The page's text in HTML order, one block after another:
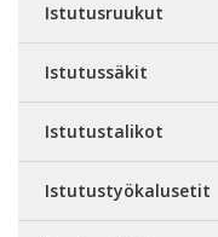
Istutusruukut
Istutussäkit
Istutustalikot
Istutustyökalusetit